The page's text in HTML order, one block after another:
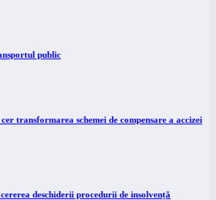
public
transformarea schemei de compensare a accizei
deschiderii procedurii de insolvență